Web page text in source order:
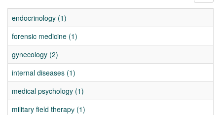
endocrinology (1)
forensic medicine (1)
gynecology (2)
internal diseases (1)
medical psychology (1)
military field therapу (1)